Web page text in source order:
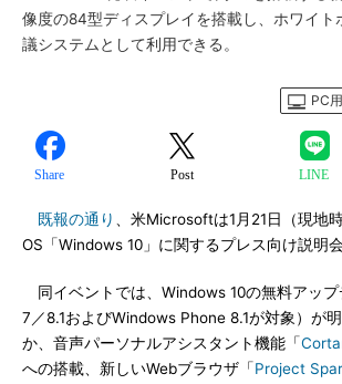
像度の84型ディスプレイを搭載し、ホワイト
議システムとして利用できる。
PC
Share Post LINE
既報の通り
、米Microsoftは1月21日（現地
OS「Windows 10」に関するプレス向け説明
同イベントでは、Windows 10の無料アッ
7／8.1およびWindows Phone 8.1が対象）が
か、音声パーソナルアシスタント機能「
への搭載、新しいWebブラウザ「Project